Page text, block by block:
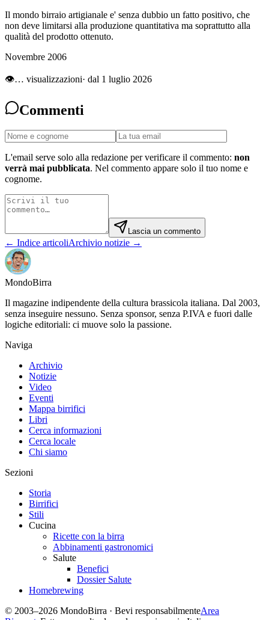
Il mondo birraio artigianale e' senza dubbio un fatto positivo, che
non deve limitarsi alla produzione quantitativa ma soprattutto alla
qualità del prodotto ottenuto.
Novembre 2006
👁… visualizzazioni· dal 1 luglio 2026
Commenti
L'email serve solo alla redazione per verificare il commento: non
verrà mai pubblicata. Nel commento appare solo il tuo nome e
cognome.
Lascia un commento
← Indice articoliArchivio notizie →
MondoBirra
Il magazine indipendente della cultura brassicola italiana. Dal 2003,
senza inseguire nessuno. Senza sponsor, senza P.IVA e fuori dalle
logiche editoriali: ci muove solo la passione.
Naviga
Archivio
Notizie
Video
Eventi
Mappa birrifici
Libri
Cerca informazioni
Cerca locale
Chi siamo
Sezioni
Storia
Birrifici
Stili
Cucina
Ricette con la birra
Abbinamenti gastronomici
Salute
Benefici
Dossier Salute
Homebrewing
© 2003–2026 MondoBirra · Bevi responsabilmenteArea